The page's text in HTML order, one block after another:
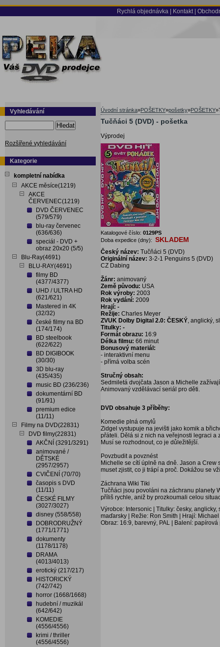
Rychlá objednávka Kontakt
Vyhledávání
Hledat
Rozšířené vyhledávání
Kategorie
kompletní nabídka
AKCE měsíce(1219)
AKCE
ČERVENEC(1219)
DVD ČERVENEC
(579/579)
blu-ray červenec
(636/636)
speciál - DVD +
obraz 20x20 (5/5)
Blu-Ray(4691)
BLU-RAY(4691)
filmy BD
(4377/4377)
UHD / ULTRA HD
(621/621)
Mastered in 4K
(32/32)
české filmy na BD
(174/174)
BD steelbook
(622/622)
BD DIGIBOOK
(30/30)
3D blu-ray
(435/435)
music BD (236/236)
dokumentární BD
(91/91)
premium edice
(11/11)
Filmy na DVD(22831)
DVD filmy(22831)
AKČNÍ (3291/3291)
animované /
DĚTSKÉ
(2957/2957)
CVIČENÍ (70/70)
časopis s DVD
(11/11)
ČESKÉ FILMY
(3027/3027)
disney (558/558)
DOBRODRUŽNÝ
(1771/1771)
dokumenty
(1178/1178)
DRAMA
(4013/4013)
erotický (217/217)
HISTORICKÝ
(742/742)
horror (1668/1668)
hudební / muzikál
(642/642)
KOMEDIE
(4556/4556)
krimi / thriller
(4556/4556)
Úvodní stránka»POŠETKY»pošetky»POŠETKY»
Tučňáci 5 (DVD) - pošetka
Výprodej
Katalogové číslo: 0129PS
Doba expedice (dny): SKLADEM
Český název: Tučňáci 5 (DVD)
Originální název: 3-2-1 Penguins 5 (DVD)
CZ Dabing
Žánr: animovaný
Země původu: USA
Rok výroby: 2003
Rok vydání: 2009
Hrají: -
Režije: Charles Meyer
ZVUK Dolby Digital 2.0: ČESKÝ, anglický,
Titulky: -
Formát obrazu: 16:9
Délka filmu: 66 minut
Bonusový materiál:
- interaktivní menu
- přímá volba scén
Stručný obsah:
Sedmiletá dvojčata Jason a Michelle
Animovaný vzdělávací seriál pro děti.
DVD obsahuje 3 příběhy:
Komedie plná omylů
Zidgel vystupuje na jevišti jako komik a
přáteli. Dělá si z nich na veřejnosti legraci
Musí se rozhodnout, co je důležitější.
Povzbudit a povznést
Michelle se cítí úplně na dně. Jason a
muset zjistit, co ji trápí a proč. Dokážou se
Záchrana Wiki Tiki
Tučňáci jsou povoláni na záchranu planety
příliš rychle, aniž by prozkoumali celou
Výrobce: Intersonic | Titulky: česky,
maďarsky | Režie: Ron Smith | Hrají:
Obraz: 16:9, barevný, PAL | Balení: